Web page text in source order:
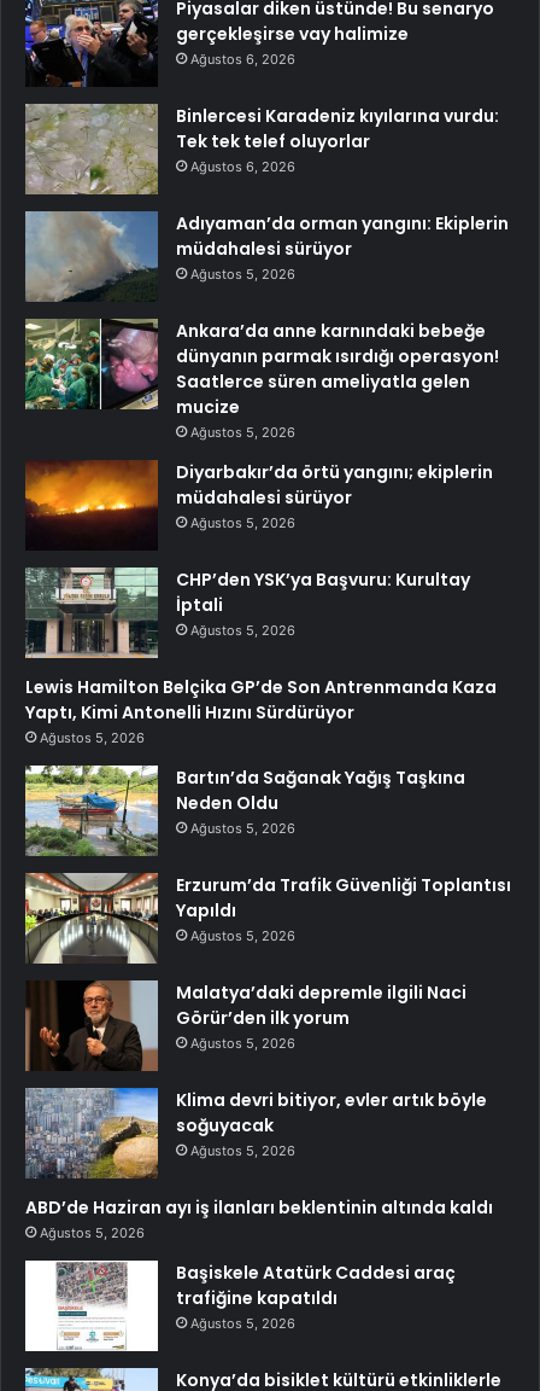
Piyasalar diken üstünde! Bu senaryo
gerçekleşirse vay halimize
Ağustos 6, 2026
Binlercesi Karadeniz kıyılarına vurdu:
Tek tek telef oluyorlar
Ağustos 6, 2026
Adıyaman’da orman yangını: Ekiplerin
müdahalesi sürüyor
Ağustos 5, 2026
Ankara’da anne karnındaki bebeğe
dünyanın parmak ısırdığı operasyon!
Saatlerce süren ameliyatla gelen
mucize
Ağustos 5, 2026
Diyarbakır’da örtü yangını; ekiplerin
müdahalesi sürüyor
Ağustos 5, 2026
CHP’den YSK’ya Başvuru: Kurultay
İptali
Ağustos 5, 2026
Lewis Hamilton Belçika GP’de Son Antrenmanda Kaza
Yaptı, Kimi Antonelli Hızını Sürdürüyor
Ağustos 5, 2026
Bartın’da Sağanak Yağış Taşkına
Neden Oldu
Ağustos 5, 2026
Erzurum’da Trafik Güvenliği Toplantısı
Yapıldı
Ağustos 5, 2026
Malatya’daki depremle ilgili Naci
Görür’den ilk yorum
Ağustos 5, 2026
Klima devri bitiyor, evler artık böyle
soğuyacak
Ağustos 5, 2026
ABD’de Haziran ayı iş ilanları beklentinin altında kaldı
Ağustos 5, 2026
Başiskele Atatürk Caddesi araç
trafiğine kapatıldı
Ağustos 5, 2026
Konya’da bisiklet kültürü etkinliklerle